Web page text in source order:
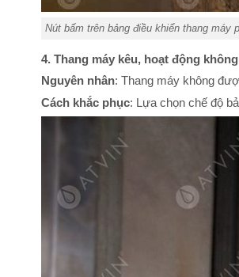
Nút bấm trên bảng điều khiển thang
4. Thang máy kêu, hoạt động
Nguyên nhân: Thang máy không
Cách khắc phục: Lựa chọn chế độ